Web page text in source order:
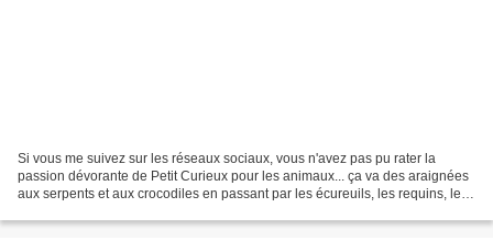
Si vous me suivez sur les réseaux sociaux, vous n'avez pas pu rater la
passion dévorante de Petit Curieux pour les animaux... ça va des araignées
aux serpents et aux crocodiles en passant par les écureuils, les requins, les